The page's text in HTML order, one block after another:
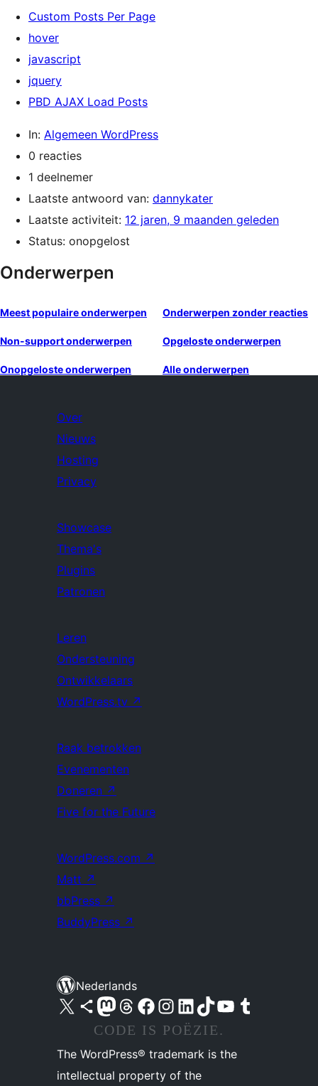
Custom Posts Per Page
hover
javascript
jquery
PBD AJAX Load Posts
In: Algemeen WordPress
0 reacties
1 deelnemer
Laatste antwoord van: dannykater
Laatste activiteit: 12 jaren, 9 maanden geleden
Status: onopgelost
Onderwerpen
Meest populaire onderwerpen Onderwerpen zonder reacties
Non-support onderwerpen Opgeloste onderwerpen
Onopgeloste onderwerpen Alle onderwerpen
Over
Nieuws
Hosting
Privacy
Showcase
Thema's
Plugins
Patronen
Leren
Ondersteuning
Ontwikkelaars
WordPress.tv ↗
Raak betrokken
Evenementen
Doneren ↗
Five for the Future
WordPress.com ↗
Matt ↗
bbPress ↗
BuddyPress ↗
Nederlands
Bezoek ons X (voorheen Twitter) account
Bezoek ons Bluesky account
Bezoek ons Mastodon account
Bezoek ons Threads account
Onze Facebook pagina bezoeken
Bezoek ons Instagram account
Bezoek ons LinkedIn account
Bezoek ons TikTok account
Bezoek ons YouTube kanaalBezoek ons Tumblr account
CODE IS POËZIE.
The WordPress® trademark is the
intellectual property of the